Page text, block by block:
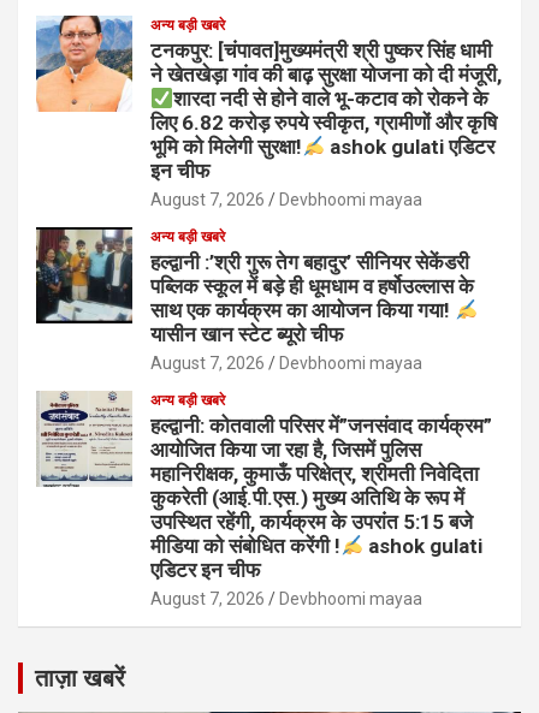
अन्य बड़ी खबरे
टनकपुर: [चंपावत]मुख्यमंत्री श्री पुष्कर सिंह धामी
ने खेतखेड़ा गांव की बाढ़ सुरक्षा योजना को दी मंजूरी,
शारदा नदी से होने वाले भू-कटाव को रोकने के
लिए 6.82 करोड़ रुपये स्वीकृत, ग्रामीणों और कृषि
भूमि को मिलेगी सुरक्षा!
ashok gulati एडिटर
इन चीफ
August 7, 2026 Devbhoomi mayaa
अन्य बड़ी खबरे
हल्द्वानी :’श्री गुरू तेग बहादुर’ सीनियर सेकेंडरी
पब्लिक स्कूल में बड़े ही धूमधाम व हर्षोउल्लास के
साथ एक कार्यक्रम का आयोजन किया गया!
यासीन खान स्टेट ब्यूरो चीफ
August 7, 2026 Devbhoomi mayaa
अन्य बड़ी खबरे
हल्द्वानी: कोतवाली परिसर में”जनसंवाद कार्यक्रम”
आयोजित किया जा रहा है, जिसमें पुलिस
महानिरीक्षक, कुमाऊँ परिक्षेत्र, श्रीमती निवेदिता
कुकरेती (आई.पी.एस.) मुख्य अतिथि के रूप में
उपस्थित रहेंगी, कार्यक्रम के उपरांत 5:15 बजे
मीडिया को संबोधित करेंगी !
ashok gulati
एडिटर इन चीफ
August 7, 2026 Devbhoomi mayaa
ताज़ा खबरें